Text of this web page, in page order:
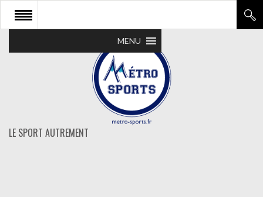
LE SPORT AUTREMENT
MENU